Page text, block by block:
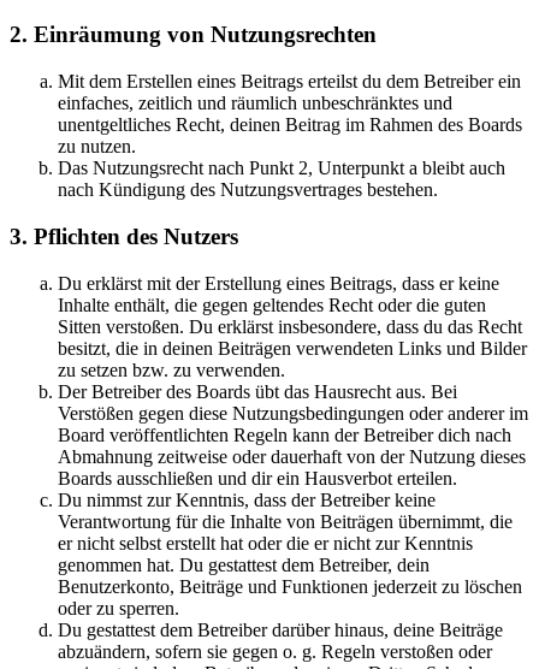
2. Einräumung von Nutzungsrechten
Mit dem Erstellen eines Beitrags erteilst du dem Betreiber ein
einfaches, zeitlich und räumlich unbeschränktes und
unentgeltliches Recht, deinen Beitrag im Rahmen des Boards
zu nutzen.
Das Nutzungsrecht nach Punkt 2, Unterpunkt a bleibt auch
nach Kündigung des Nutzungsvertrages bestehen.
3. Pflichten des Nutzers
Du erklärst mit der Erstellung eines Beitrags, dass er keine
Inhalte enthält, die gegen geltendes Recht oder die guten
Sitten verstoßen. Du erklärst insbesondere, dass du das Recht
besitzt, die in deinen Beiträgen verwendeten Links und Bilder
zu setzen bzw. zu verwenden.
Der Betreiber des Boards übt das Hausrecht aus. Bei
Verstößen gegen diese Nutzungsbedingungen oder anderer im
Board veröffentlichten Regeln kann der Betreiber dich nach
Abmahnung zeitweise oder dauerhaft von der Nutzung dieses
Boards ausschließen und dir ein Hausverbot erteilen.
Du nimmst zur Kenntnis, dass der Betreiber keine
Verantwortung für die Inhalte von Beiträgen übernimmt, die
er nicht selbst erstellt hat oder die er nicht zur Kenntnis
genommen hat. Du gestattest dem Betreiber, dein
Benutzerkonto, Beiträge und Funktionen jederzeit zu löschen
oder zu sperren.
Du gestattest dem Betreiber darüber hinaus, deine Beiträge
abzuändern, sofern sie gegen o. g. Regeln verstoßen oder